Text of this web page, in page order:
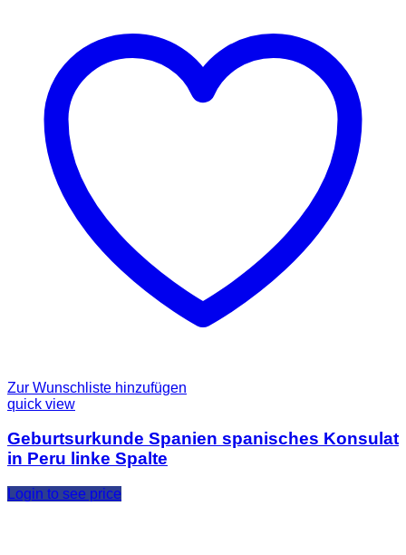
Zur Wunschliste hinzufügen
quick view
Geburtsurkunde Spanien spanisches Konsulat
in Peru linke Spalte
Login to see price